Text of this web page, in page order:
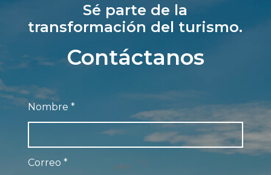
Sé parte de la
transformación del turismo.
Contáctanos
Nombre *
Correo *